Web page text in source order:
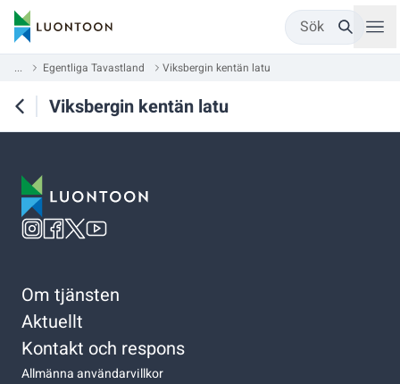
Sök
... Egentliga Tavastland Viksbergin kentän latu
Viksbergin kentän latu
Om tjänsten
Aktuellt
Kontakt och respons
Allmänna användarvillkor